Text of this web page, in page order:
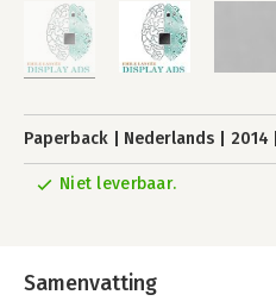
Paperback Nederlands 2014
Niet leverbaar.
Samenvatting